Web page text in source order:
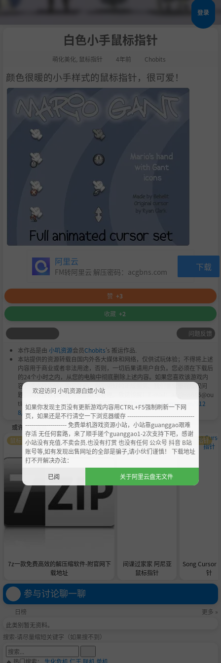
登录
白色小手鼠标指针
萌化美化 鼠标指针 4年前 Chobits
颜色很暖的小手样式的鼠标指针，很可爱！
阿里云
FM转阿里云 解压密码： acgbns.com 下载
赞 +3
收藏 +2
问题反馈
本作品是由 小叽资源会员Chobits's 搬运作品.
本站提供的资源转载自国内外各大媒体和网络，仅供试玩体验；不得将上述
内容用于商业或者非法用途，否则，一切后果请用户自负。您必须在下载后
的24个小时之内，从您的电脑中彻底删除上述内容。如果您喜欢该游戏内
容，请支持正版，购买注册，得到更好的正版服务。我们非常重视版权问
题，如有侵权请邮件与我们联系处理。敬请谅解！E-mail：acgbns666@ou
tlook.com，我们会在第一时间断开下载链接
https://steamzg.com/912
8/ 。
或许您会喜欢
7z一款免费高效的解压缩软件-附官网下
载地址
鼠标指针
间谍过家家 阿尼亚
鼠标指针
萌化美
化
鼠标指
针
Song Cursor
针
鼠标指针
参与讨论聊一聊
日榜
更多 »
此类别暂无资料。
搜索-请尽量缩短关键字（如果搜不到）
🔥 热门搜索： 生化危机 仁王 联机 单机
欢迎访问 小叽资源白嫖小站
如果你发现主页没有更新游戏内容用CTRL+F5强制刷新一下网
页，如果还是不行清空一下浏览器缓存 ----------------------------------
--------------------- 免费单机游戏资源小站，小站靠guanggao艰难
存活 无任何套路，来了顺手搓个guanggao1-2次支持下吧，感谢
小站没有充值.不卖会员.也没有打赏 也没有任何 公众号 抖音 B站
账号等,如有发现出售网址的全部是骗子,请小伙们谨慎！ 下载地址
打不开解决办法：
已阅
关于阿里云盘无文件